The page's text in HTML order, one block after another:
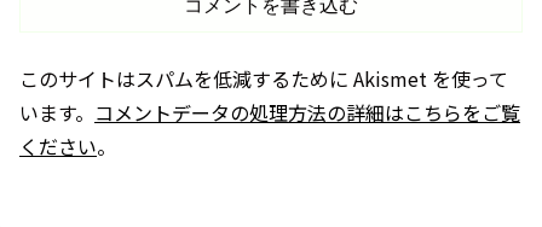
コメントを書き込む
このサイトはスパムを低減するために Akismet を使って
います。 コメントデータの処理方法の詳細はこちらをご覧
ください。